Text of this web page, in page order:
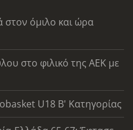
στον όμιλο και ώρα
στο φιλικό της ΑΕΚ με
U18 Β' Κατηγορίας